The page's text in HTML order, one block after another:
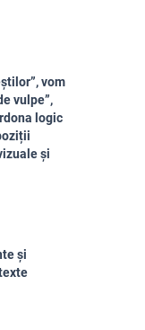
vom
vulpe”,
logic
și
și